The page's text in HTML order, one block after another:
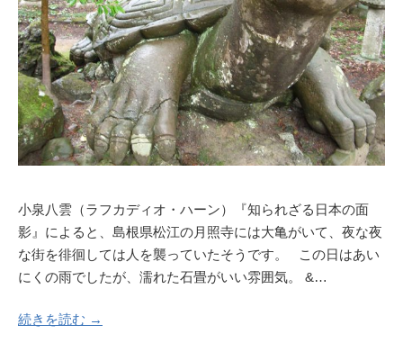
小泉八雲（ラフカディオ・ハーン）『知られざる日本の面
影』によると、島根県松江の月照寺には大亀がいて、夜な夜
な街を徘徊しては人を襲っていたそうです。 この日はあい
にくの雨でしたが、濡れた石畳がいい雰囲気。 &…
続きを読む →